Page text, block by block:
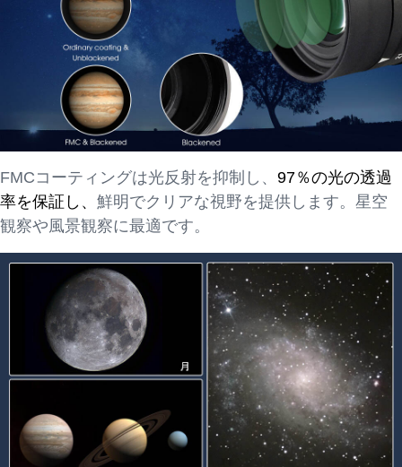
FMCコーティングは光反射を抑制し、 97％の光の透過
率を保証し、 鮮明でクリアな視野を提供します。星空
観察や風景観察に最適です。